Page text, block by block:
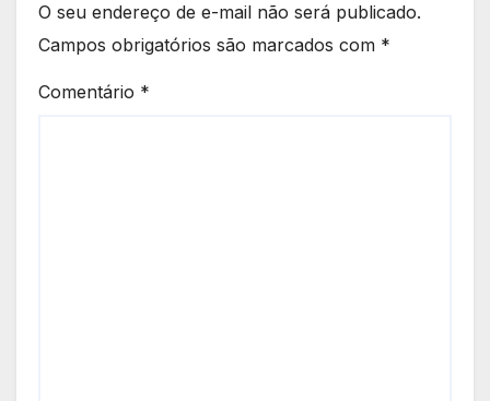
O seu endereço de e-mail não será publicado.
Campos obrigatórios são marcados com *
Comentário *